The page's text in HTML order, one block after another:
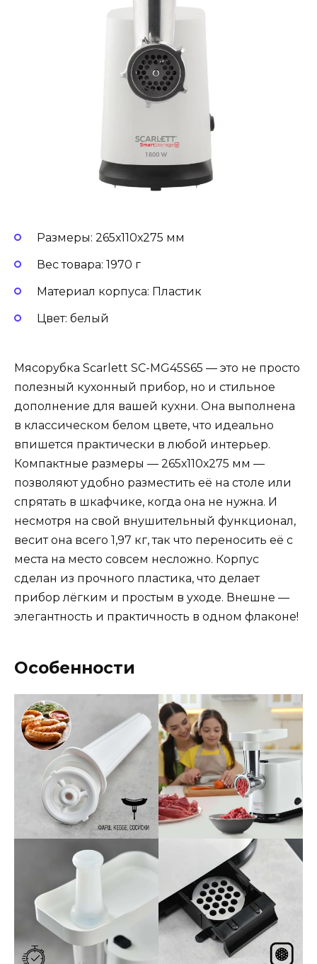
Размеры: 265х110х275 мм
Вес товара: 1970 г
Материал корпуса: Пластик
Цвет: белый
Мясорубка Scarlett SC-MG45S65 — это не просто
полезный кухонный прибор, но и стильное
дополнение для вашей кухни. Она выполнена
в классическом белом цвете, что идеально
впишется практически в любой интерьер.
Компактные размеры — 265х110х275 мм —
позволяют удобно разместить её на столе или
спрятать в шкафчике, когда она не нужна. И
несмотря на свой внушительный функционал,
весит она всего 1,97 кг, так что переносить её с
места на место совсем несложно. Корпус
сделан из прочного пластика, что делает
прибор лёгким и простым в уходе. Внешне —
элегантность и практичность в одном флаконе!
Особенности